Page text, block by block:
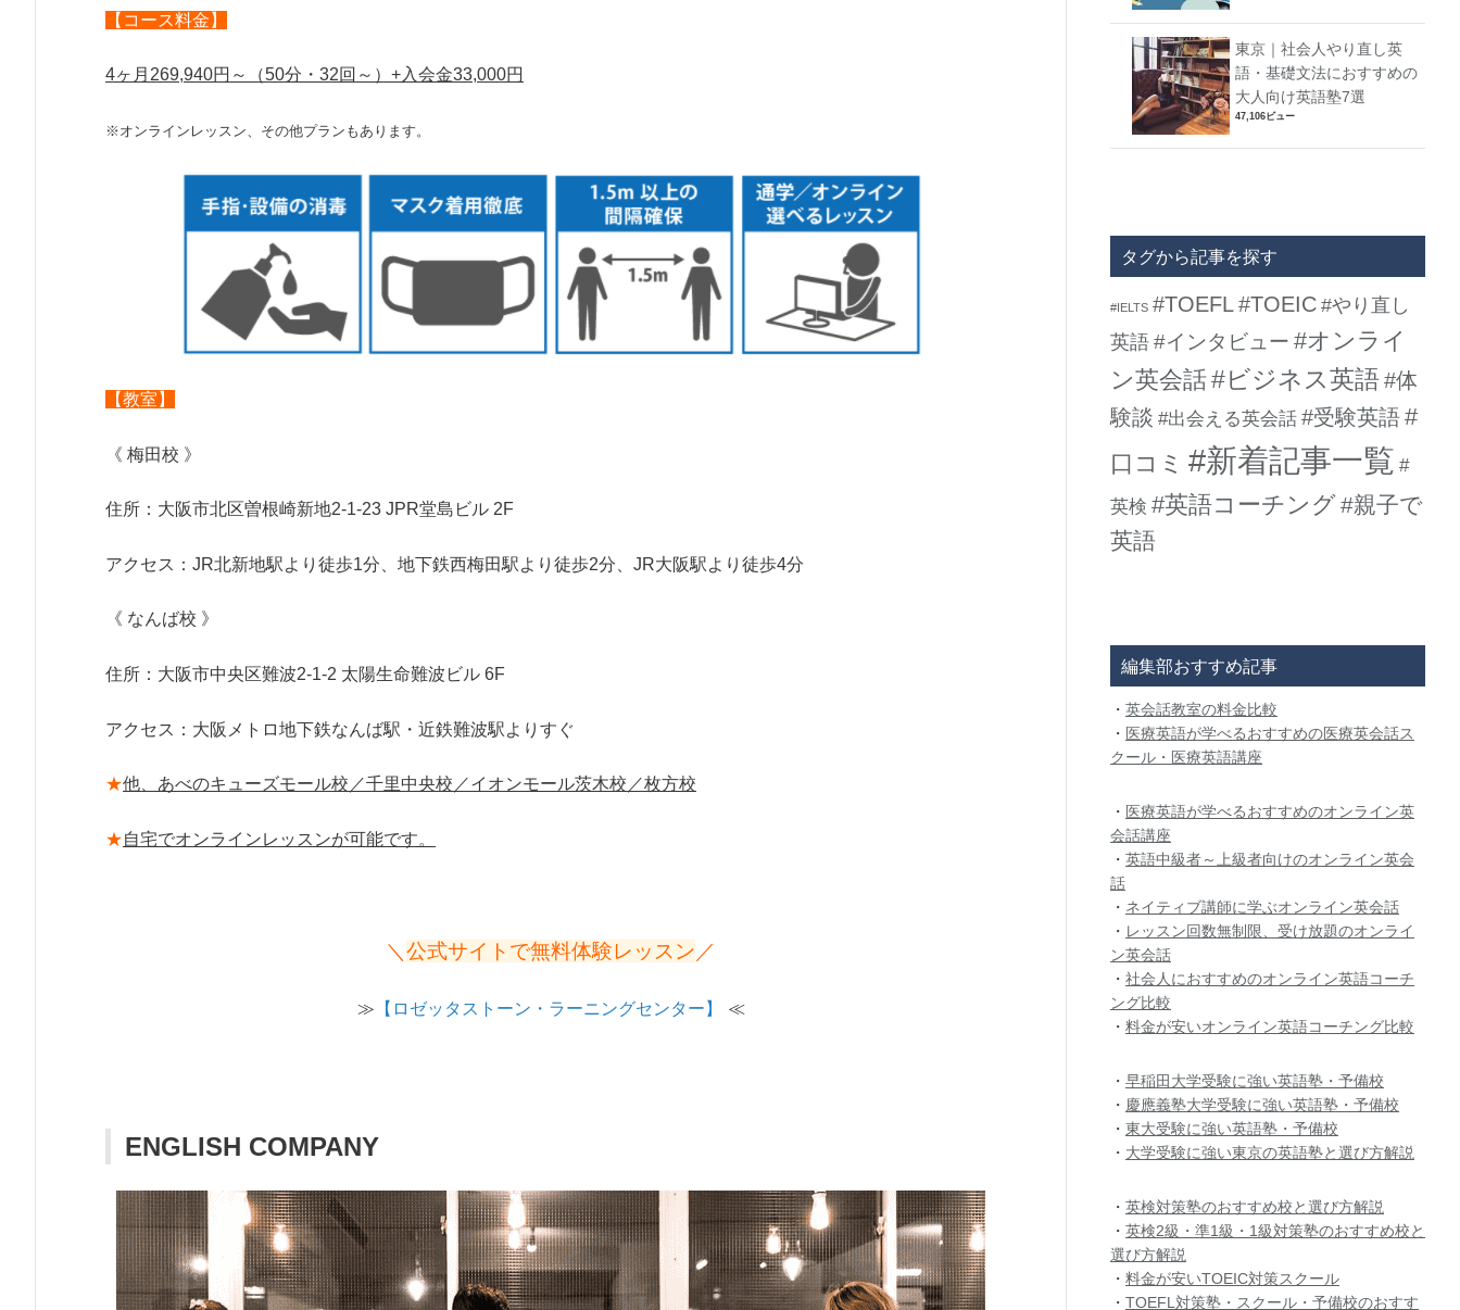
【コース料金】
4ヶ月269,940円～（50分・32回～）+入会金33,000円
※オンラインレッスン、その他プランもあります。
【教室】
《 梅田校 》
住所：大阪市北区曽根崎新地2-1-23 JPR堂島ビル 2F
アクセス：JR北新地駅より徒歩1分、地下鉄西梅田駅より徒歩2分、JR大阪駅より徒歩4分
《 なんば校 》
住所：大阪市中央区難波2-1-2 太陽生命難波ビル 6F
アクセス：大阪メトロ地下鉄なんば駅・近鉄難波駅よりすぐ
★他、あべのキューズモール校／千里中央校／イオンモール茨木校／枚方校
★自宅でオンラインレッスンが可能です。
＼ 公式サイトで無料体験レッスン ／
≫ 【ロゼッタストーン・ラーニングセンター】 ≪
ENGLISH COMPANY
東京｜社会人やり直し英
語・基礎文法におすすめの
大人向け英語塾7選
47,106ビュー
タグから記事を探す
#IELTS #TOEFL#TOEIC #やり直し
英語 #インタビュー #オンライ
ン英会話 #ビジネス英語#体
験談 #出会える英会話 #受験英語#
口コミ #新着記事一覧 #
英検 #英語コーチング#親子で
英語
編集部おすすめ記事
・ 英会話教室の料金比較
・ 医療英語が学べるおすすめの医療英会話ス
クール・医療英語講座
・ 医療英語が学べるおすすめのオンライン英
会話講座
・ 英語中級者～上級者向けのオンライン英会
話
・ ネイティブ講師に学ぶオンライン英会話
・ レッスン回数無制限、受け放題のオンライ
ン英会話
・ 社会人におすすめのオンライン英語コーチ
ング比較
・ 料金が安いオンライン英語コーチング比較
・ 早稲田大学受験に強い英語塾・予備校
・ 慶應義塾大学受験に強い英語塾・予備校
・ 東大受験に強い英語塾・予備校
・ 大学受験に強い東京の英語塾と選び方解説
・ 英検対策塾のおすすめ校と選び方解説
・ 英検2級・準1級・1級対策塾のおすすめ校と
選び方解説
・ 料金が安いTOEIC対策スクール
・ TOEFL対策塾・スクール・予備校のおすす